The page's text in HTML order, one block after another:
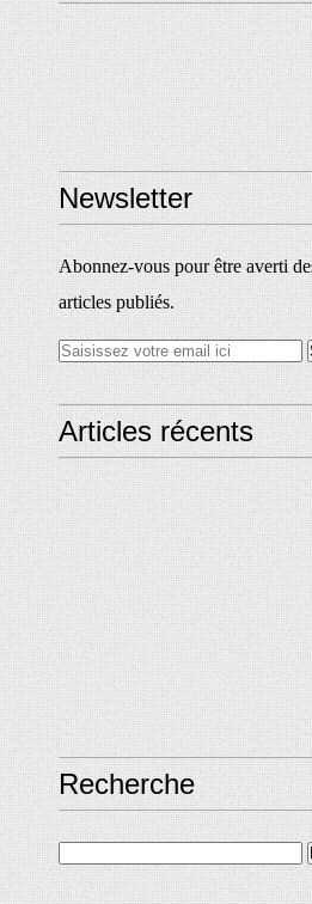
Newsletter
Abonnez-vous pour être averti
articles publiés.
Articles récents
Recherche